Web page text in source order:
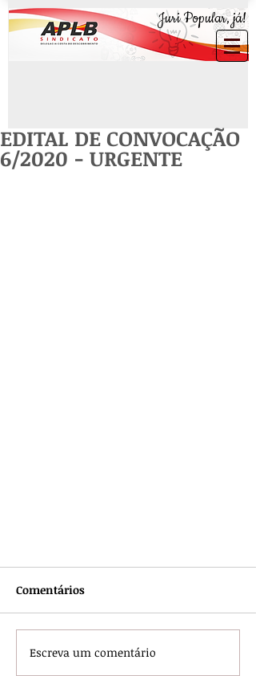
Juri Popular, já!
EDITAL DE CONVOCAÇÃO
6/2020 - URGENTE
Comentários
Escreva um comentário